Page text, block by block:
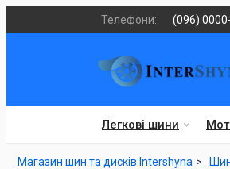
Телефони: (096)
Легкові шини
Магазин шин та дисків Intershyna